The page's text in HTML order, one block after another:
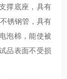
撑底座，具有
不锈钢管，具有
泡棉，能使被
品表面不受损